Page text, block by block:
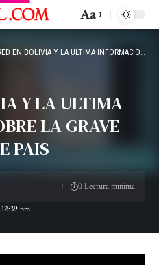
Aa
EN BOLIVIA Y LA ULTIMA INFORMACION SOBRE LA GRAVE SITUACION EN ESE PAIS
Y LA ULTIMA
LA GRAVE
PAIS
pm
0 Lectura mínima